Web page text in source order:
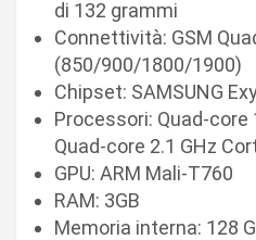
di 132 grammi
Connettività: GSM
(850/900/1800/1900)
Chipset: SAMSUNG
Processori: Quad-core
Quad-core 2.1 GHz
GPU: ARM Mali-T760
RAM: 3GB
Memoria interna: 128